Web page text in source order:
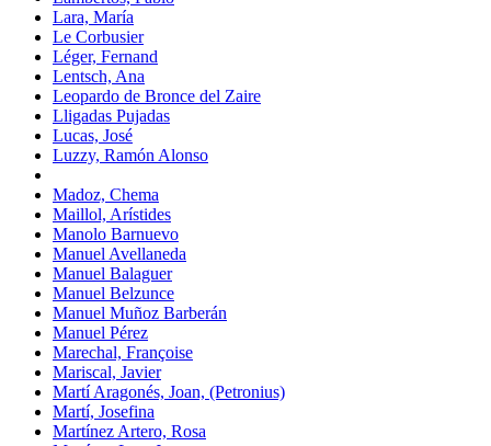
Lara, María
Le Corbusier
Léger, Fernand
Lentsch, Ana
Leopardo de Bronce del Zaire
Lligadas Pujadas
Lucas, José
Luzzy, Ramón Alonso
Madoz, Chema
Maillol, Arístides
Manolo Barnuevo
Manuel Avellaneda
Manuel Balaguer
Manuel Belzunce
Manuel Muñoz Barberán
Manuel Pérez
Marechal, Françoise
Mariscal, Javier
Martí Aragonés, Joan, (Petronius)
Martí, Josefina
Martínez Artero, Rosa